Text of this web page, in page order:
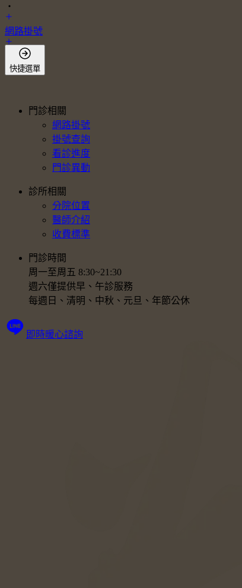
・
網路掛號
會員登入
快捷選單
門診相關
網路掛號
掛號查詢
看診進度
門診異動
診所相關
分院位置
醫師介紹
收費標準
門診時間
周一至周五 8:30~21:30
週六僅提供早、午診服務
每週日、清明、中秋、元旦、年節公休
即時暖心諮詢